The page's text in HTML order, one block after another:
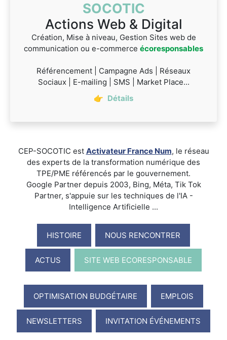
SOCOTIC
Actions Web & Digital
Création, Mise à niveau, Gestion Sites web de
communication ou e-commerce écoresponsables
Référencement | Campagne Ads | Réseaux
Sociaux | E-mailing | SMS | Market Place...
👉 Détails
CEP-SOCOTIC est Activateur France Num, le réseau
des experts de la transformation numérique des
TPE/PME référencés par le gouvernement.
Google Partner depuis 2003, Bing, Méta, Tik Tok
Partner, s'appuie sur les techniques de l'IA -
Intelligence Artificielle ...
HISTOIRE NOUS RENCONTRER
ACTUS SITE WEB ECORESPONSABLE
OPTIMISATION BUDGÉTAIRE EMPLOIS
NEWSLETTERS INVITATION ÉVÉNEMENTS